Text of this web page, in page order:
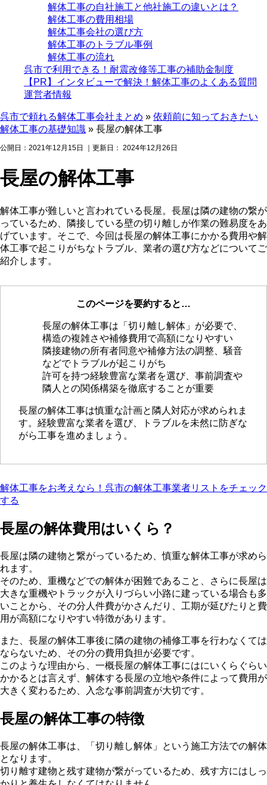
解体工事の自社施工と他社施工の違いとは？
解体工事の費用相場
解体工事会社の選び方
解体工事のトラブル事例
解体工事の流れ
呉市で利用できる！耐震改修等工事の補助金制度
【PR】インタビューで解決！解体工事のよくある質問
運営者情報
呉市で頼れる解体工事会社まとめ » 依頼前に知っておきたい
解体工事の基礎知識 » 長屋の解体工事
公開日： 2021年12月15日 ｜更新日： 2024年12月26日
長屋の解体工事
解体工事が難しいと言われている長屋。長屋は隣の建物の繋が
っているため、隣接している壁の切り離しが作業の難易度をあ
げています。そこで、今回は長屋の解体工事にかかる費用や解
体工事で起こりがちなトラブル、業者の選び方などについてご
紹介します。
このページを要約すると…
長屋の解体工事は「切り離し解体」が必要で、
構造の複雑さや補修費用で高額になりやすい
隣接建物の所有者同意や補修方法の調整、騒音
などでトラブルが起こりがち
許可を持つ経験豊富な業者を選び、事前調査や
隣人との関係構築を徹底することが重要
長屋の解体工事は慎重な計画と隣人対応が求められま
す。経験豊富な業者を選び、トラブルを未然に防ぎな
がら工事を進めましょう。
解体工事をお考えなら！呉市の解体工事業者リストをチェック
する
長屋の解体費用はいくら？
長屋は隣の建物と繋がっているため、慎重な解体工事が求めら
れます。
そのため、重機などでの解体が困難であること、さらに長屋は
大きな重機やトラックが入りづらい小路に建っている場合も多
いことから、その分人件費がかさんだり、工期が延びたりと費
用が高額になりやすい特徴があります。
また、長屋の解体工事後に隣の建物の補修工事を行わなくては
ならないため、その分の費用負担が必要です。
このような理由から、一概長屋の解体工事にはにいくらぐらい
かかるとは言えず、解体する長屋の立地や条件によって費用が
大きく変わるため、入念な事前調査が大切です。
長屋の解体工事の特徴
長屋の解体工事は、「切り離し解体」という施工方法での解体
となります。
切り離す建物と残す建物が繋がっているため、残す方にはしっ